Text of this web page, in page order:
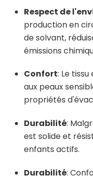
Respect de
production en
de solvant,
émissions
Confort: Le
aux peaux
propriétés
Durabilité:
est solide et
enfants actifs.
Durabilité: